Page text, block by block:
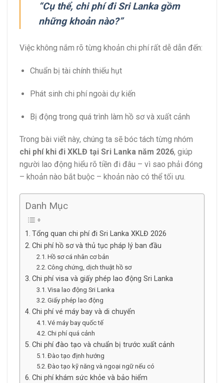
“Cụ thể, chi phí đi Sri Lanka gồm
những khoản nào?”
Việc không nắm rõ từng khoản chi phí rất dễ dẫn đến:
Chuẩn bị tài chính thiếu hụt
Phát sinh chi phí ngoài dự kiến
Bị động trong quá trình làm hồ sơ và xuất cảnh
Trong bài viết này, chúng ta sẽ bóc tách từng nhóm
chi phí khi đi XKLĐ tại Sri Lanka năm 2026, giúp
người lao động hiểu rõ tiền đi đâu – vì sao phải đóng
– khoản nào bắt buộc – khoản nào có thể tối ưu.
Danh Mục
Tổng quan chi phí đi Sri Lanka XKLĐ 2026
Chi phí hồ sơ và thủ tục pháp lý ban đầu
Hồ sơ cá nhân cơ bản
Công chứng, dịch thuật hồ sơ
Chi phí visa và giấy phép lao động Sri Lanka
Visa lao động Sri Lanka
Giấy phép lao động
Chi phí vé máy bay và di chuyển
Vé máy bay quốc tế
Chi phí quá cảnh
Chi phí đào tạo và chuẩn bị trước xuất cảnh
Đào tạo định hướng
Đào tạo kỹ năng và ngoại ngữ nếu có
Chi phí khám sức khỏe và bảo hiểm